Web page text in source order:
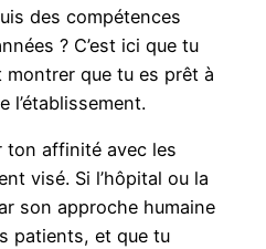
des compétences
? C’est ici que tu
que tu es prêt à
l’établissement.
ton affinité avec les
visé. Si l’hôpital ou la
son approche humaine
patients, et que tu